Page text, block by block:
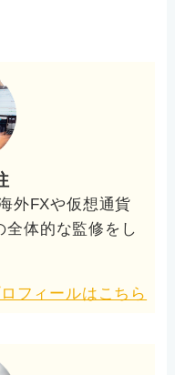
外FXや仮想通貨
全体的な監修をし
フィールはこちら